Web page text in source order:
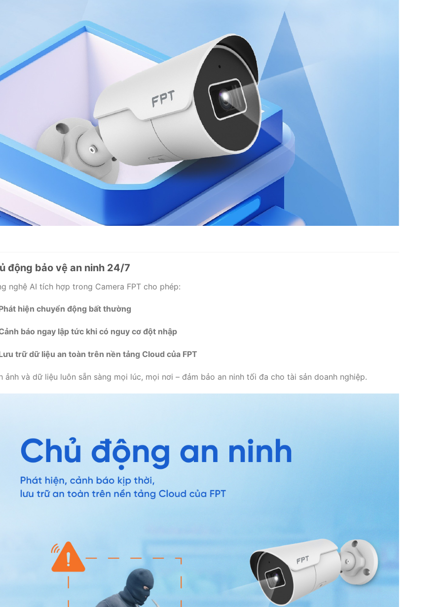
động bảo vệ an ninh 24/7
nghệ AI tích hợp trong Camera FPT cho phép:
hiện chuyển động bất thường
báo ngay lập tức khi có nguy cơ đột nhập
trữ dữ liệu an toàn trên nền tảng Cloud của FPT
ảnh và dữ liệu luôn sẵn sàng mọi lúc, mọi nơi – đảm bảo an ninh tối đa cho tài sản doanh nghiệp.